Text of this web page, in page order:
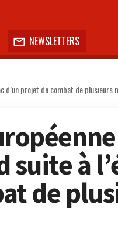
 NEWSLETTERS
d’un projet de combat de plusieurs
à
de